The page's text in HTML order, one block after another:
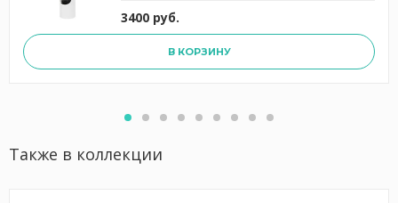
3400 руб.
В КОРЗИНУ
Также в коллекции